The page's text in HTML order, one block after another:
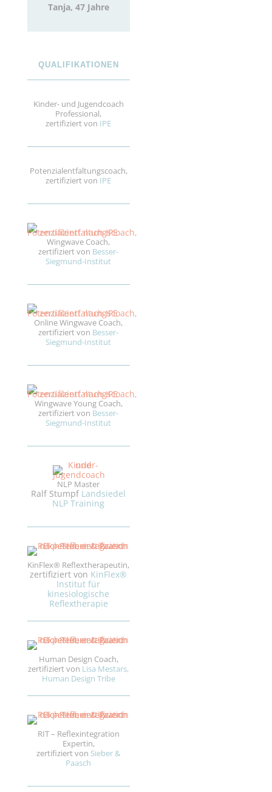
Tanja, 47 Jahre
QUALIFIKATIONEN
Kinder- und Jugendcoach
Professional,
zertifiziert von IPE
Potenzialentfaltungscoach,
zertifiziert von IPE
Wingwave Coach,
zertifiziert von Besser-
Siegmund-Institut
Online Wingwave Coach,
zertifiziert von Besser-
Siegmund-Institut
Wingwave Young Coach,
zertifiziert von Besser-
Siegmund-Institut
NLP Master
Ralf Stumpf Landsiedel
NLP Training
KinFlex® Reflextherapeutin,
zertifiziert von KinFlex®
Institut für
kinesiologische
Reflextherapie
Human Design Coach,
zertifiziert von Lisa Mestars,
Human Design Tribe
RIT – Reflexintegration
Expertin,
zertifiziert von Sieber &
Paasch